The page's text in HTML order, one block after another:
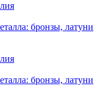
бронзы, латуни
бронзы, латуни